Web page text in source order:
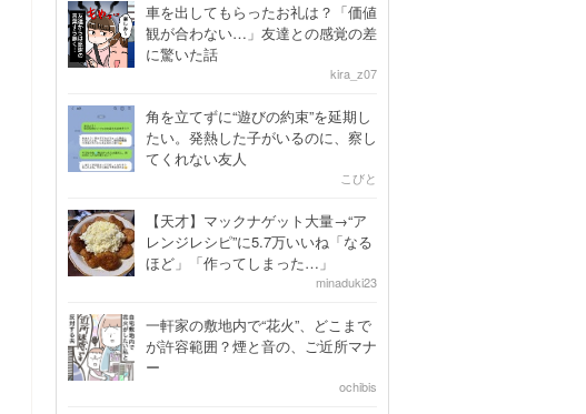
車を出してもらったお礼は？「価値
観が合わない…」友達との感覚の差
に驚いた話
kira_z07
角を立てずに“遊びの約束”を延期し
たい。発熱した子がいるのに、察し
てくれない友人
こびと
【天才】マックナゲット大量→“ア
レンジレシピ”に5.7万いいね「なる
ほど」「作ってしまった…」
minaduki23
一軒家の敷地内で“花火”、どこまで
が許容範囲？煙と音の、ご近所マナ
ー
ochibis